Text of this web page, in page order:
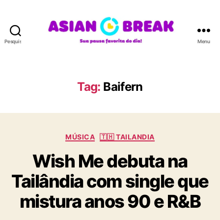
Pesquisar
A
N
R
A
Menu
Tag: Baifern
C
t
e
g
o
r
i
MÚSICA 🇹🇭 TAILANDIA
Wish Me debuta na
Tailândia com single que
mistura anos 90 e R&B